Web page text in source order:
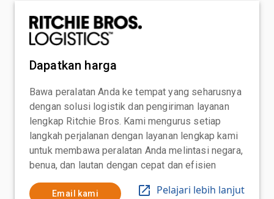
Dapatkan harga
Bawa peralatan Anda ke tempat yang seharusnya
dengan solusi logistik dan pengiriman layanan
lengkap Ritchie Bros. Kami mengurus setiap
langkah perjalanan dengan layanan lengkap kami
untuk membawa peralatan Anda melintasi negara,
benua, dan lautan dengan cepat dan efisien
Email kami Pelajari lebih lanjut